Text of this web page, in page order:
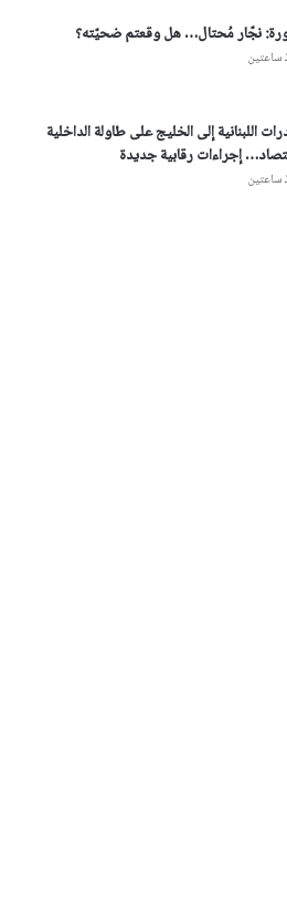
نجّار مُحتال… هل وقعتم ضحيّته؟
ساعتين
اللبنانية إلى الخليج على طاولة الداخلية
إجراءات رقابية جديدة
ساعتين